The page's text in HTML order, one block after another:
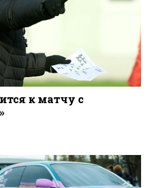
к матчу с